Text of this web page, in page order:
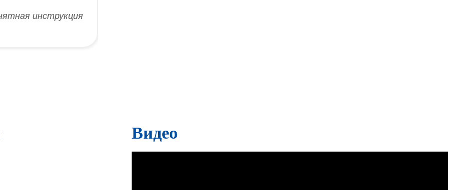
инструкция
Видео